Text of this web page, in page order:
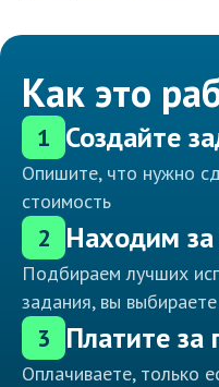
Как это
1 Создайте
Опишите, что нужно
стоимость
2 Находим
Подбираем лучших
задания, вы
3 Платите за
Оплачиваете, только